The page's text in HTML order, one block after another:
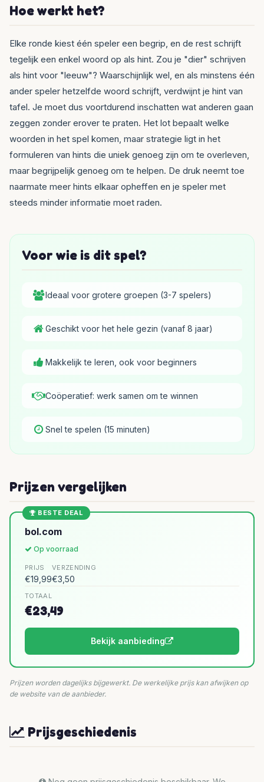
Hoe werkt het?
Elke ronde kiest één speler een begrip, en de rest schrijft
tegelijk een enkel woord op als hint. Zou je "dier" schrijven
als hint voor "leeuw"? Waarschijnlijk wel, en als minstens één
ander speler hetzelfde woord schrijft, verdwijnt je hint van
tafel. Je moet dus voortdurend inschatten wat anderen gaan
zeggen zonder erover te praten. Het lot bepaalt welke
woorden in het spel komen, maar strategie ligt in het
formuleren van hints die uniek genoeg zijn om te overleven,
maar begrijpelijk genoeg om te helpen. De druk neemt toe
naarmate meer hints elkaar opheffen en je speler met
steeds minder informatie moet raden.
Voor wie is dit spel?
Ideaal voor grotere groepen (3-7 spelers)
Geschikt voor het hele gezin (vanaf 8 jaar)
Makkelijk te leren, ook voor beginners
Coöperatief: werk samen om te winnen
Snel te spelen (15 minuten)
Prijzen vergelijken
BESTE DEAL
bol.com
Op voorraad
PRIJS
€19,99
VERZENDING
€3,50
TOTAAL
€23,49
Bekijk aanbieding
Prijzen worden dagelijks bijgewerkt. De werkelijke prijs kan afwijken op
de website van de aanbieder.
Prijsgeschiedenis